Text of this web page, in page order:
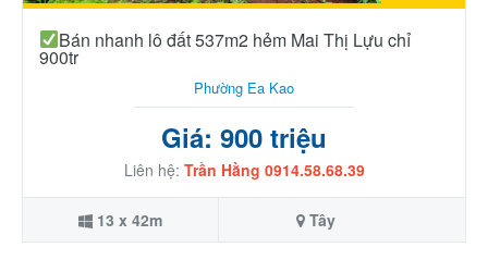
Bán nhanh lô đất 537m2 hẻm Mai Thị Lựu chỉ
900tr
Phường Ea Kao
Giá: 900 triệu
Liên hệ: Trần Hằng 0914.58.68.39
13 x 42m Tây